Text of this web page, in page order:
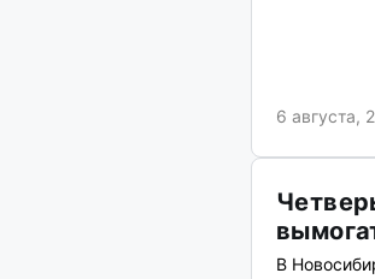
6 августа,
В